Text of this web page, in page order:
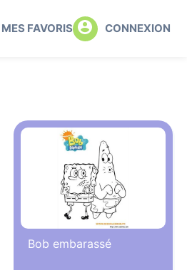
MES FAVORIS CONNEXION
Bob embarassé